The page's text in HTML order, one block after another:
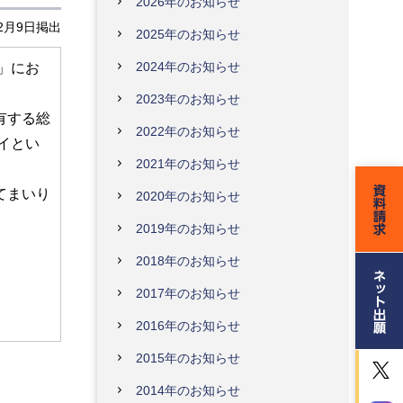
9日掲出
にお
する総
とい
いり
2025年のお知らせ
2024年のお知らせ
2023年のお知らせ
2022年のお知らせ
2021年のお知らせ
2020年のお知らせ
2019年のお知らせ
2018年のお知らせ
2017年のお知らせ
2016年のお知らせ
2015年のお知らせ
2014年のお知らせ